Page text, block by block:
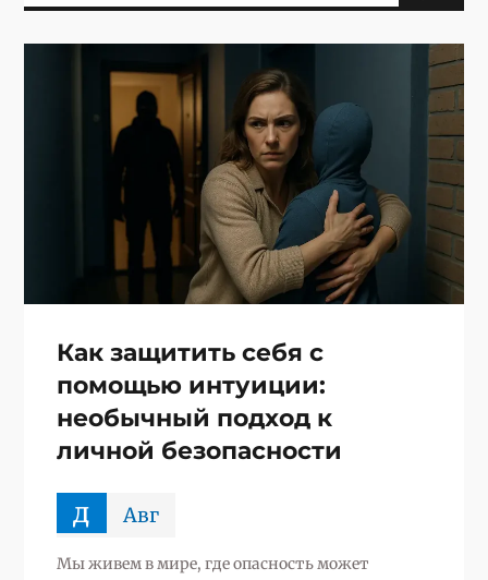
Как защитить себя с
помощью интуиции:
необычный подход к
личной безопасности
д Авг
Мы живем в мире, где опасность может